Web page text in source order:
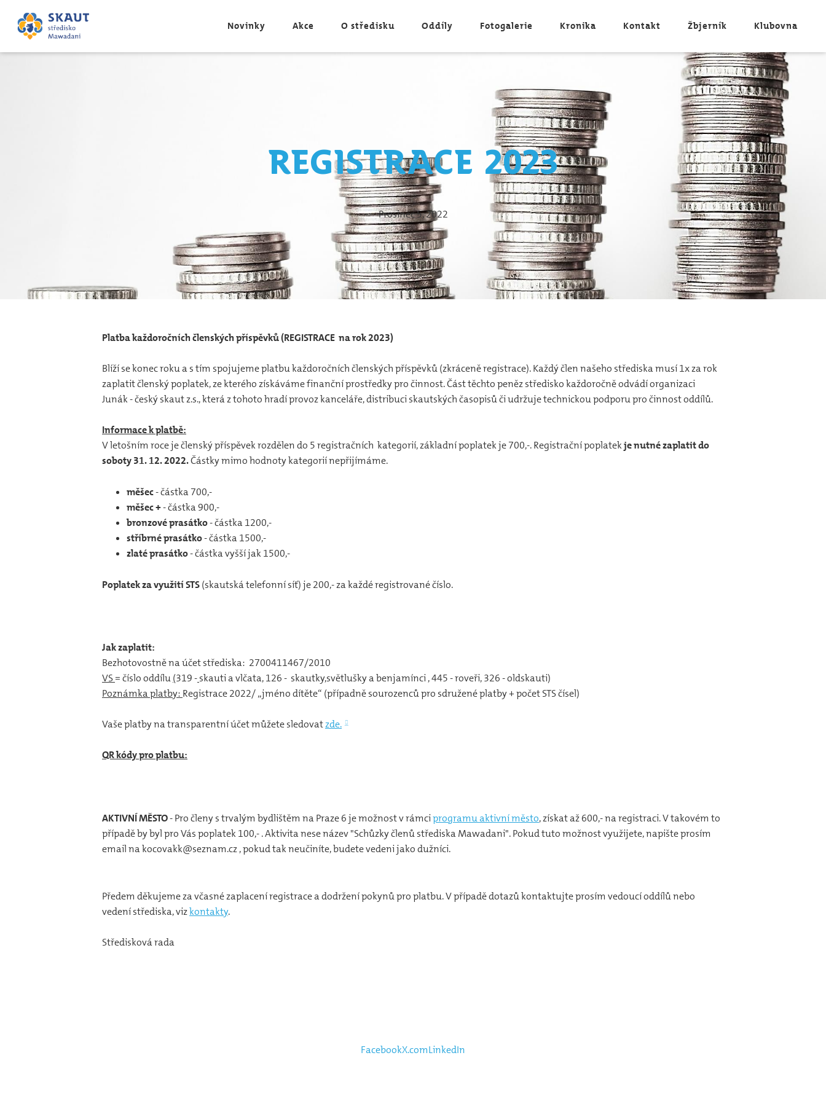
Novinky Akce O středisku Oddíly Fotogalerie Kronika Kontakt Žbjerník Klubovna
Registrace 2023
Prosinec 5, 2022
Platba každoročních členských příspěvků (REGISTRACE na rok 2023)
Blíží se konec roku a s tím spojujeme platbu každoročních členských příspěvků (zkráceně registrace). Každý člen našeho střediska musí 1x za rok
zaplatit členský poplatek, ze kterého získáváme finanční prostředky pro činnost. Část těchto peněz středisko každoročně odvádí organizaci
Junák - český skaut z.s., která z tohoto hradí provoz kanceláře, distribuci skautských časopisů či udržuje technickou podporu pro činnost oddílů.
Informace k platbě:
V letošním roce je členský příspěvek rozdělen do 5 registračních kategorií, základní poplatek je 700,-. Registrační poplatekje nutné zaplatit do
soboty 31. 12. 2022.Částky mimo hodnoty kategorií nepřijímáme.
měšec- částka 700,-
měšec +- částka 900,-
bronzové prasátko- částka 1200,-
stříbrné prasátko- částka 1500,-
zlaté prasátko- částka vyšší jak 1500,-
Poplatek za využití STS(skautská telefonní síť) je 200,- za každé registrované číslo.
Jak zaplatit:
Bezhotovostně na účet střediska: 2700411467/2010
VS= číslo oddílu(319 -skauti a vlčata, 126 - skautky,světlušky a benjamínci , 445 - roveři, 326 - oldskauti)
Poznámka platby: Registrace 2022/ „jméno dítěte“ (případně sourozenců pro sdružené platby + počet STS čísel)
Vaše platby na transparentní účet můžete sledovatzde.
QR kódy pro platbu:
AKTIVNÍ MĚSTO- Pro členy s trvalým bydlištěm na Praze 6 je možnost v rámciprogramu aktivní město, získat až 600,- na registraci. V takovém to
případě by byl pro Vás poplatek 100,- . Aktivita nese název "Schůzky členů střediska Mawadani". Pokud tuto možnost využijete, napište prosím
email na kocovakk@seznam.cz , pokud tak neučiníte, budete vedeni jako dužníci.
Předem děkujeme za včasné zaplacení registrace a dodržení pokynů pro platbu. V případě dotazů kontaktujte prosím vedoucí oddílů nebo
vedení střediska, vizkontakty.
Středisková rada
FacebookX.comLinkedIn